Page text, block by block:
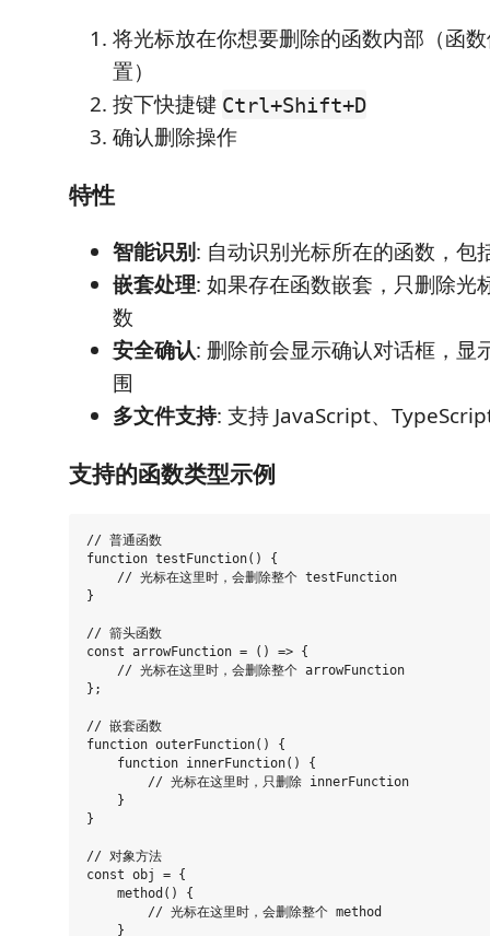
将光标放在你想要删除的函数内部（函
置）
按下快捷键 Ctrl+Shift+D
确认删除操作
特性
智能识别: 自动识别光标所在的函数，包
嵌套处理: 如果存在函数嵌套，只删除光
数
安全确认: 删除前会显示确认对话框，显
围
多文件支持: 支持 JavaScript、
支持的函数类型示例
// 普通函数
function testFunction() {
    // 光标在这里时，会删除整个 testFunction
}
// 箭头函数
const arrowFunction = () => {
    // 光标在这里时，会删除整个 arrowFunction
};
// 嵌套函数
function outerFunction() {
    function innerFunction() {
        // 光标在这里时，只删除 innerFunction
    }
}
// 对象方法
const obj = {
    method() {
        // 光标在这里时，会删除整个 method
    }